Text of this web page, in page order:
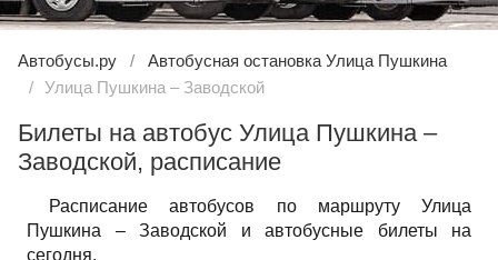
Автобусы.ру
Автобусная остановка Улица Пушкина
Улица Пушкина – Заводской
Билеты на автобус Улица Пушкина –
Заводской, расписание
Расписание автобусов по маршруту Улица
Пушкина – Заводской и автобусные билеты на
сегодня.